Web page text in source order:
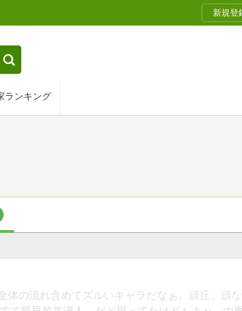
新規登
ランキング
体の流れ含めてズルいキャラだなぁ。頑丘、頑